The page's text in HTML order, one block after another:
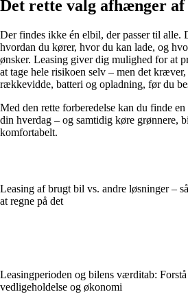
Det rette valg afhænger
Der findes ikke én elbil, der passer til alle.
hvordan du kører, hvor du kan lade, og
ønsker. Leasing giver dig mulighed for at
at tage hele risikoen selv – men det
rækkevidde, batteri og opladning, før du
Med den rette forberedelse kan du finde
din hverdag – og samtidig køre grønnere,
komfortabelt.
Leasing af brugt bil vs. andre løsninger –
at regne på det
Leasingperioden og bilens værditab:
vedligeholdelse og økonomi